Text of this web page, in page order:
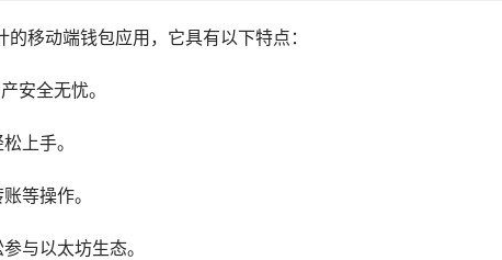
移动端钱包应用，它具有以下特点：
安全无忧。
上手。
等操作。
与以太坊生态。